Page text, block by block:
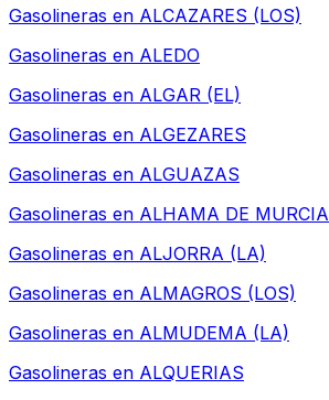
Gasolineras en ALCAZARES (LOS)
Gasolineras en ALEDO
Gasolineras en ALGAR (EL)
Gasolineras en ALGEZARES
Gasolineras en ALGUAZAS
Gasolineras en ALHAMA DE MURCIA
Gasolineras en ALJORRA (LA)
Gasolineras en ALMAGROS (LOS)
Gasolineras en ALMUDEMA (LA)
Gasolineras en ALQUERIAS